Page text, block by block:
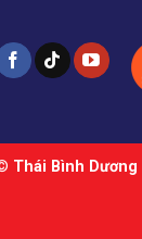
Thái Bình Dương